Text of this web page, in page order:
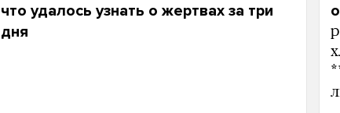
что удалось узнать о жертвах за три
дня